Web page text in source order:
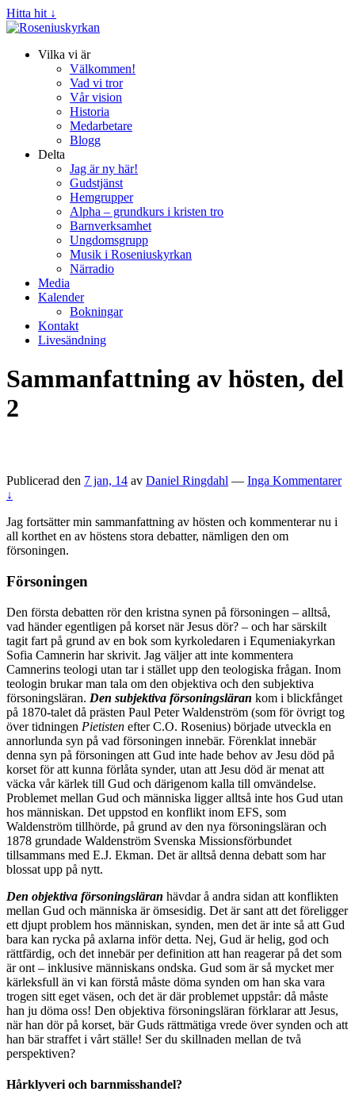
Hitta hit ↓
Vilka vi är
Välkommen!
Vad vi tror
Vår vision
Historia
Medarbetare
Blogg
Delta
Jag är ny här!
Gudstjänst
Hemgrupper
Alpha – grundkurs i kristen tro
Barnverksamhet
Ungdomsgrupp
Musik i Roseniuskyrkan
Närradio
Media
Kalender
Bokningar
Kontakt
Livesändning
Sammanfattning av hösten, del
2
Publicerad den 7 jan, 14 av Daniel Ringdahl — Inga Kommentarer
↓
Jag fortsätter min sammanfattning av hösten och kommenterar nu i
all korthet en av höstens stora debatter, nämligen den om
försoningen.
Försoningen
Den första debatten rör den kristna synen på försoningen – alltså,
vad händer egentligen på korset när Jesus dör? – och har särskilt
tagit fart på grund av en bok som kyrkoledaren i Equmeniakyrkan
Sofia Camnerin har skrivit. Jag väljer att inte kommentera
Camnerins teologi utan tar i stället upp den teologiska frågan. Inom
teologin brukar man tala om den objektiva och den subjektiva
försoningsläran. Den subjektiva försoningsläran kom i blickfånget
på 1870-talet då prästen Paul Peter Waldenström (som för övrigt tog
över tidningen Pietisten efter C.O. Rosenius) började utveckla en
annorlunda syn på vad försoningen innebär. Förenklat innebär
denna syn på försoningen att Gud inte hade behov av Jesu död på
korset för att kunna förlåta synder, utan att Jesu död är menat att
väcka vår kärlek till Gud och därigenom kalla till omvändelse.
Problemet mellan Gud och människa ligger alltså inte hos Gud utan
hos människan. Det uppstod en konflikt inom EFS, som
Waldenström tillhörde, på grund av den nya försoningsläran och
1878 grundade Waldenström Svenska Missionsförbundet
tillsammans med E.J. Ekman. Det är alltså denna debatt som har
blossat upp på nytt.
Den objektiva försoningsläran hävdar å andra sidan att konflikten
mellan Gud och människa är ömsesidig. Det är sant att det föreligger
ett djupt problem hos människan, synden, men det är inte så att Gud
bara kan rycka på axlarna inför detta. Nej, Gud är helig, god och
rättfärdig, och det innebär per definition att han reagerar på det som
är ont – inklusive människans ondska. Gud som är så mycket mer
kärleksfull än vi kan förstå måste döma synden om han ska vara
trogen sitt eget väsen, och det är där problemet uppstår: då måste
han ju döma oss! Den objektiva försoningsläran förklarar att Jesus,
när han dör på korset, bär Guds rättmätiga vrede över synden och att
han bär straffet i vårt ställe! Ser du skillnaden mellan de två
perspektiven?
Hårklyveri och barnmisshandel?